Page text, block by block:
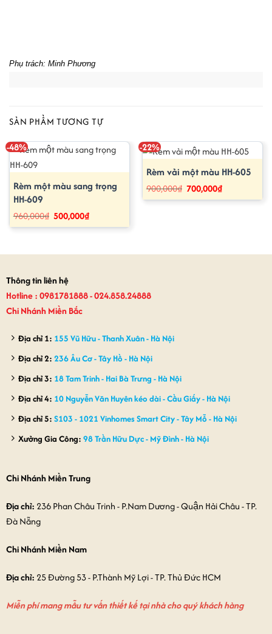
Phụ trách: Minh Phương
SẢN PHẨM TƯƠNG TỰ
-48%
Rèm một màu sang trọng
HH-609
960,000₫ Giá
gốc
là:
500,000₫Giá
hiện
tại
-22%
Rèm vải một màu HH-605
900,000₫ Giá
gốc
là:
700,000₫Giá
hiện
tại
Thông tin liên hệ
Hotline : 0981781888 - 024.858.24888
Chi Nhánh Miền Bắc
Địa chỉ 1: 155 Vũ Hữu - Thanh Xuân - Hà Nội
Địa chỉ 2: 236 Âu Cơ - Tây Hồ - Hà Nội
Địa chỉ 3: 18 Tam Trinh - Hai Bà Trưng - Hà Nội
Địa chỉ 4: 10 Nguyễn Văn Huyên kéo dài - Cầu Giấy - Hà Nội
Địa chỉ 5: S103 - 1021 Vinhomes Smart City - Tây Mỗ - Hà Nội
Xưởng Gia Công: 98 Trần Hữu Dực - Mỹ Đình - Hà Nội
Chi Nhánh Miền Trung
Địa chỉ: 236 Phan Châu Trinh - P.Nam Dương - Quận Hải Châu - TP.
Đà Nẵng
Chi Nhánh Miền Nam
Địa chỉ: 25 Đường 53 - P.Thành Mỹ Lợi - TP. Thủ Đức HCM
Miễn phí mang mẫu tư vấn thiết kế tại nhà cho quý khách hàng